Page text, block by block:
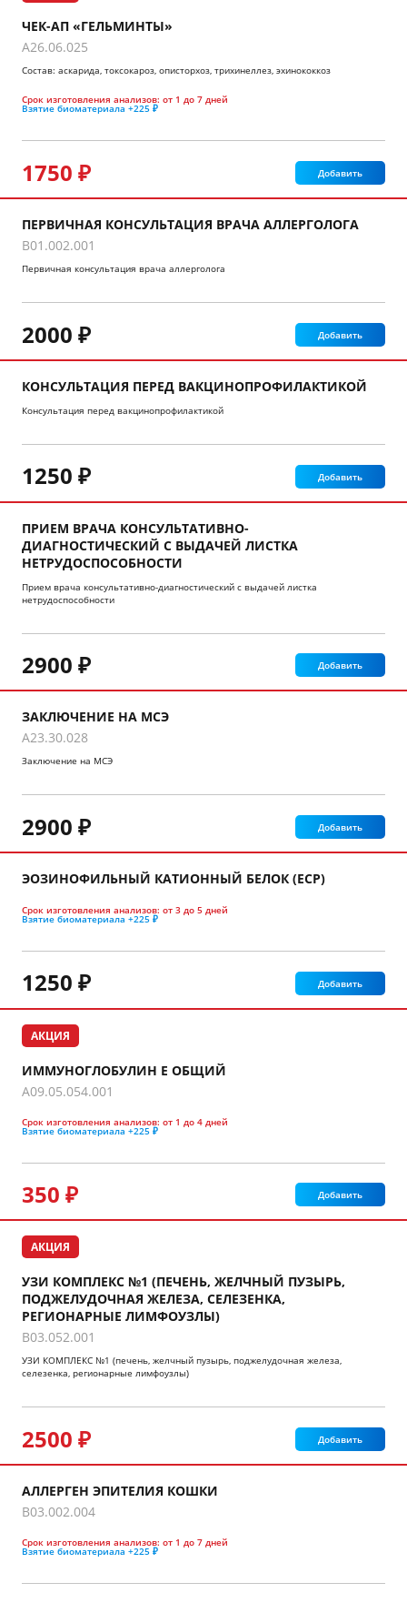
ЧЕК-АП «ГЕЛЬМИНТЫ»
A26.06.025
Состав: аскарида, токсокароз, описторхоз, трихинеллез, эхинококкоз
Срок изготовления анализов: от 1 до 7 дней
Взятие биоматериала +225 ₽
1750 ₽ Добавить
ПЕРВИЧНАЯ КОНСУЛЬТАЦИЯ ВРАЧА АЛЛЕРГОЛОГА
B01.002.001
Первичная консультация врача аллерголога
2000 ₽ Добавить
КОНСУЛЬТАЦИЯ ПЕРЕД ВАКЦИНОПРОФИЛАКТИКОЙ
Консультация перед вакцинопрофилактикой
1250 ₽ Добавить
ПРИЕМ ВРАЧА КОНСУЛЬТАТИВНО-
ДИАГНОСТИЧЕСКИЙ С ВЫДАЧЕЙ ЛИСТКА
НЕТРУДОСПОСОБНОСТИ
Прием врача консультативно-диагностический с выдачей листка
нетрудоспособности
2900 ₽ Добавить
ЗАКЛЮЧЕНИЕ НА МСЭ
A23.30.028
Заключение на МСЭ
2900 ₽ Добавить
ЭОЗИНОФИЛЬНЫЙ КАТИОННЫЙ БЕЛОК (ECP)
Срок изготовления анализов: от 3 до 5 дней
Взятие биоматериала +225 ₽
1250 ₽ Добавить
АКЦИЯ
ИММУНОГЛОБУЛИН Е ОБЩИЙ
A09.05.054.001
Срок изготовления анализов: от 1 до 4 дней
Взятие биоматериала +225 ₽
350 ₽ Добавить
АКЦИЯ
УЗИ КОМПЛЕКС №1 (ПЕЧЕНЬ, ЖЕЛЧНЫЙ ПУЗЫРЬ,
ПОДЖЕЛУДОЧНАЯ ЖЕЛЕЗА, СЕЛЕЗЕНКА,
РЕГИОНАРНЫЕ ЛИМФОУЗЛЫ)
B03.052.001
УЗИ КОМПЛЕКС №1 (печень, желчный пузырь, поджелудочная железа,
селезенка, регионарные лимфоузлы)
2500 ₽ Добавить
АЛЛЕРГЕН ЭПИТЕЛИЯ КОШКИ
B03.002.004
Срок изготовления анализов: от 1 до 7 дней
Взятие биоматериала +225 ₽